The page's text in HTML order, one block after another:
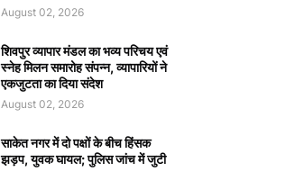
August 02, 2026
शिवपुर व्यापार मंडल का भव्य परिचय एवं
स्नेह मिलन समारोह संपन्न, व्यापारियों ने
एकजुटता का दिया संदेश
August 02, 2026
साकेत नगर में दो पक्षों के बीच हिंसक
झड़प, युवक घायल; पुलिस जांच में जुटी